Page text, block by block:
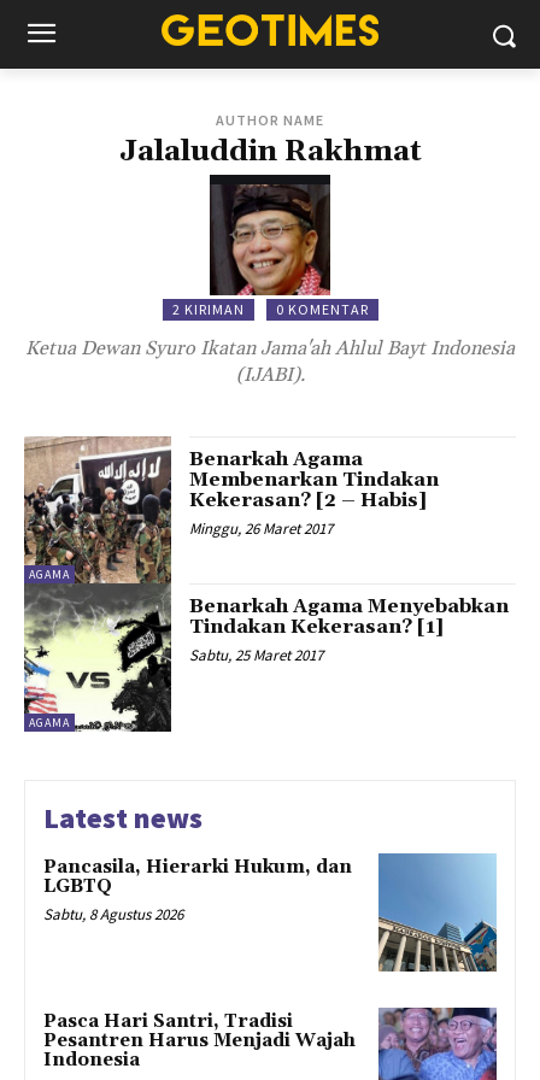
AUTHOR NAME
Jalaluddin Rakhmat
2 KIRIMAN 0 KOMENTAR
Ketua Dewan Syuro Ikatan Jama'ah Ahlul Bayt Indonesia
(IJABI).
AGAMA
Benarkah Agama
Membenarkan Tindakan
Kekerasan? [2 – Habis]
Minggu, 26 Maret 2017
AGAMA
Benarkah Agama Menyebabkan
Tindakan Kekerasan? [1]
Sabtu, 25 Maret 2017
Latest news
Pancasila, Hierarki Hukum, dan
LGBTQ
Sabtu, 8 Agustus 2026
Pasca Hari Santri, Tradisi
Pesantren Harus Menjadi Wajah
Indonesia